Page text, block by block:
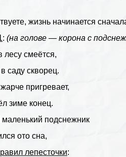
жизнь начинается
: (на голове — корона с
лесу смеётся,
саду скворец.
пригревает,
зиме конец.
подснежник
ото сна,
лепесточки: